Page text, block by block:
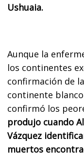
Ushuaia.
Aunque la
los continentes
confirmación de
continente
confirmó los
produjo cuando
Vázquez
muertos